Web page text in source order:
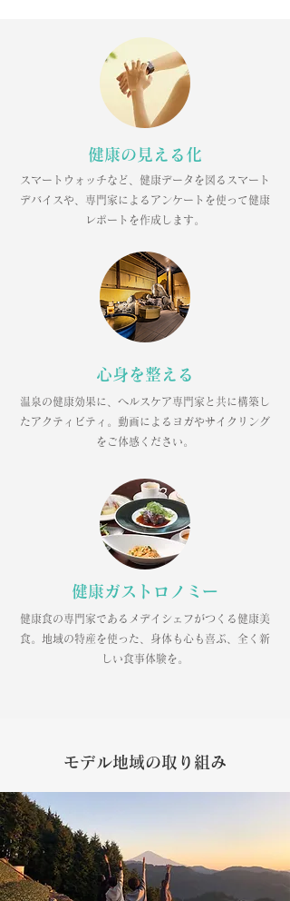
健康の見える化
スマートウォッチなど、健康データを図るスマート
デバイスや、専門家によるアンケートを使って健康
レポートを作成します。
心身を整える
温泉の健康効果に、ヘルスケア専門家と共に構築し
たアクティビティ。動画によるヨガやサイクリング
をご体感ください。
健康ガストロノミー
健康食の専門家であるメデイシェフがつくる健康美
食。地域の特産を使った、身体も心も喜ぶ、全く新
しい食事体験を。
モデル地域の取り組み